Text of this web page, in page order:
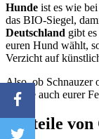
Hunde ist es wie
das BIO-Siegel,
Deutschland gibt
euren Hund wählt,
Verzicht auf
Also, ob Schnauzer
könnte auch eurer
Vorteile